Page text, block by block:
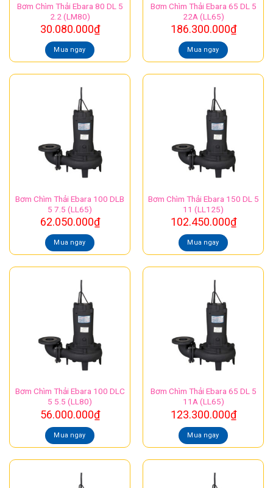
Bơm Chìm Thải Ebara 80 DL 5
2.2 (LM80)
30.080.000₫
Mua ngay
Bơm Chìm Thải Ebara 65 DL 5
22A (LL65)
186.300.000₫
Mua ngay
Bơm Chìm Thải Ebara 100 DLB
5 7.5 (LL65)
62.050.000₫
Mua ngay
Bơm Chìm Thải Ebara 150 DL 5
11 (LL125)
102.450.000₫
Mua ngay
Bơm Chìm Thải Ebara 100 DLC
5 5.5 (LL80)
56.000.000₫
Mua ngay
Bơm Chìm Thải Ebara 65 DL 5
11A (LL65)
123.300.000₫
Mua ngay